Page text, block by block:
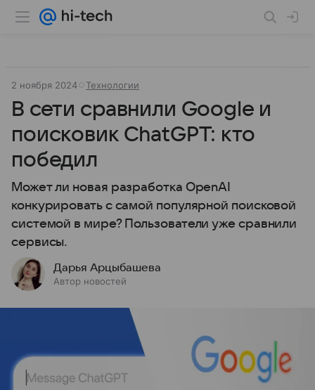
2 ноября 2024 Технологии
В сети сравнили Google и
поисковик ChatGPT: кто
победил
Может ли новая разработка OpenAI
конкурировать с самой популярной поисковой
системой в мире? Пользователи уже сравнили
сервисы.
Дарья Арцыбашева
Автор новостей